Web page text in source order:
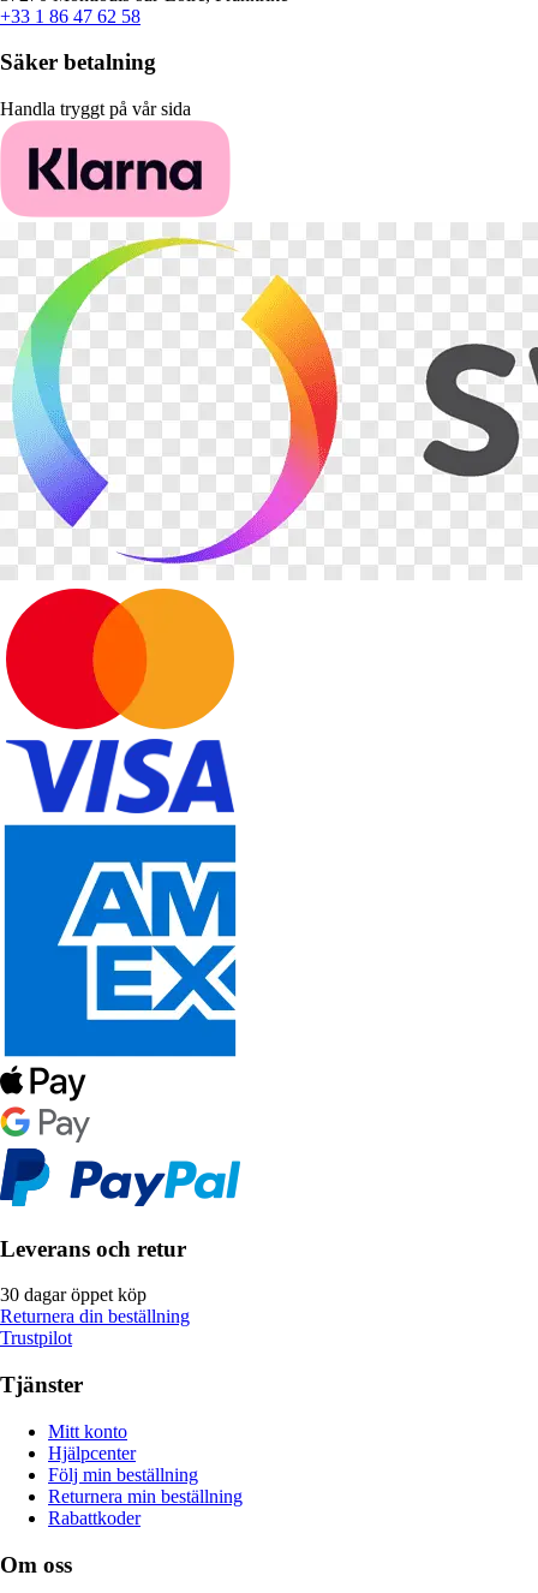
+33 1 86 47 62 58
Säker betalning
Handla tryggt på vår sida
Leverans och retur
30 dagar öppet köp
Returnera din beställning
Trustpilot
Tjänster
Mitt konto
Hjälpcenter
Följ min beställning
Returnera min beställning
Rabattkoder
Om oss